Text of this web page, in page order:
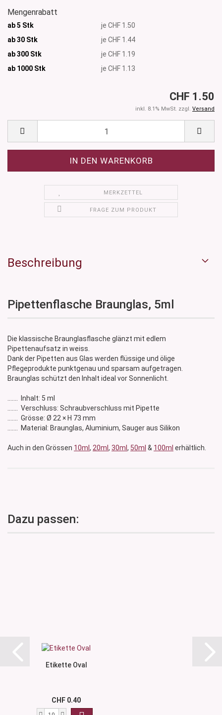
Mengenrabatt
ab 5 Stk
je CHF 1.50
ab 30 Stk
je CHF 1.44
ab 300 Stk
je CHF 1.19
ab 1000 Stk je CHF 1.13
CHF 1.50
inkl. 8.1% MwSt. zzgl. Versand
MERKZETTEL
FRAGE ZUM PRODUKT
Beschreibung
Pipettenflasche Braunglas, 5ml
Die klassische Braunglasflasche glänzt mit edlem
Pipettenaufsatz in weiss.
Dank der Pipetten aus Glas werden flüssige und ölige
Pflegeprodukte punktgenau und sparsam aufgetragen.
Braunglas schützt den Inhalt ideal vor Sonnenlicht.
....... Inhalt: 5 ml
....... Verschluss: Schraubverschluss mit Pipette
....... Grösse: Ø 22 × H 73 mm
....... Material: Braunglas, Aluminium, Sauger aus Silikon
Auch in den Grössen 10ml , 20ml , 30ml , 50ml & 100ml erhältlich.
Dazu passen:
Etikette Oval
CHF 0.40